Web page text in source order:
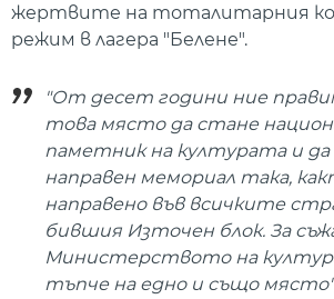
жертвите на тоталитарния
режим в лагера "Белене".
"От десет години ние
това място да стане
паметник на културата и да
направен мемориал така,
направено във всичките
бившия Източен блок. За
Министерството на
тъпче на едно и също място",